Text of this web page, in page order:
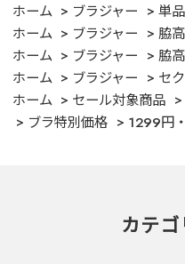
ホーム
ブラジャー
単
ホーム
ブラジャー
脇
ホーム
ブラジャー 脇
ホーム
ブラジャー
セ
ホーム
セール対象商品
ブラ特別価格
1299円
カテ